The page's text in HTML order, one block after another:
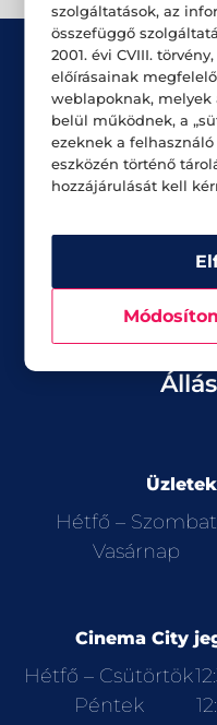
Hétfő – Szombat
Vasárnap
Cinema City
Hétfő – Csütörtök
Péntek
szolgáltatások, az
összefüggő
2001. évi CVIII.
előírásainak
weblapoknak, melyek
belül működnek, a
ezeknek a
eszközén történő
hozzájárulását kell